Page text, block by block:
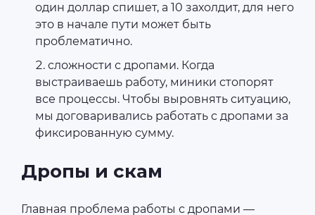
один доллар спишет, а 10 захолдит, для него
это в начале пути может быть
проблематично.
сложности с дропами. Когда
выстраиваешь работу, миники стопорят
все процессы. Чтобы выровнять ситуацию,
мы договаривались работать с дропами за
фиксированную сумму.
Дропы и скам
Главная проблема работы с дропами —